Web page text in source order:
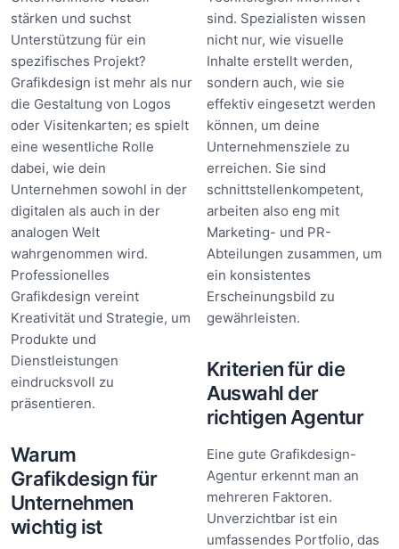
stärken und suchst
Unterstützung für ein
spezifisches Projekt?
Grafikdesign ist mehr als nur
die Gestaltung von Logos
oder Visitenkarten; es spielt
eine wesentliche Rolle
dabei, wie dein
Unternehmen sowohl in der
digitalen als auch in der
analogen Welt
wahrgenommen wird.
Professionelles
Grafikdesign vereint
Kreativität und Strategie, um
Produkte und
Dienstleistungen
eindrucksvoll zu
präsentieren.
Warum
Grafikdesign für
Unternehmen
wichtig ist
sind. Spezialisten wissen
nicht nur, wie visuelle
Inhalte erstellt werden,
sondern auch, wie sie
effektiv eingesetzt werden
können, um deine
Unternehmensziele zu
erreichen. Sie sind
schnittstellenkompetent,
arbeiten also eng mit
Marketing- und PR-
Abteilungen zusammen, um
ein konsistentes
Erscheinungsbild zu
gewährleisten.
Kriterien für die
Auswahl der
richtigen Agentur
Eine gute Grafikdesign-
Agentur erkennt man an
mehreren Faktoren.
Unverzichtbar ist ein
umfassendes Portfolio, das